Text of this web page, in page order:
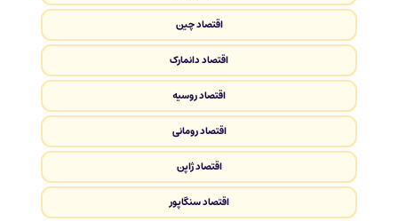
اقتصاد چین
اقتصاد دانمارک
اقتصاد روسیه
اقتصاد رومانی
اقتصاد ژاپن
اقتصاد سنگاپور